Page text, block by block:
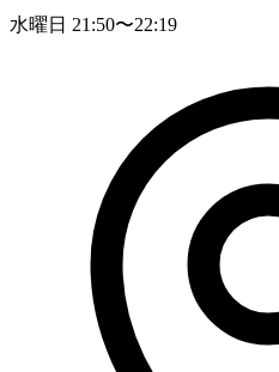
水曜日 21:50〜22:19